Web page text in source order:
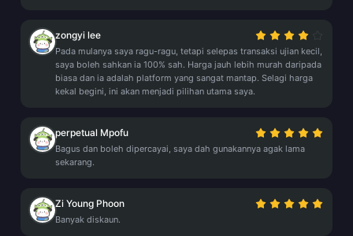
zongyi lee
Pada mulanya saya ragu-ragu, tetapi selepas transaksi ujian kecil,
saya boleh sahkan ia 100% sah. Harga jauh lebih murah daripada
biasa dan ia adalah platform yang sangat mantap. Selagi harga
kekal begini, ini akan menjadi pilihan utama saya.
perpetual Mpofu
Bagus dan boleh dipercayai, saya dah gunakannya agak lama
sekarang.
Zi Young Phoon
Banyak diskaun.